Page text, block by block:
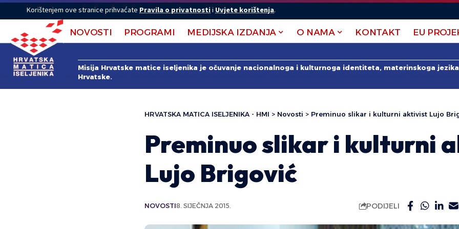
Korištenjem ove stranice prihvaćate Pravila o privatnostii Uvjete korištenja.
NOVOSTI PROGRAMI MEDIJSKA IZDANJA O NAMA KONTAKT EU
Misija Hrvatske matice iseljenika je očuvanje nacionalnoga i kulturnoga identiteta, materinskoga
Hrvatske.
HRVATSKA MATICA ISELJENIKA - HMI > Novosti > Preminuo slikar i kulturni aktivist Lujo
Preminuo slikar i kulturni
Lujo Brigović
NOVOSTI8. SIJEČNJA 2015. PODIJELI